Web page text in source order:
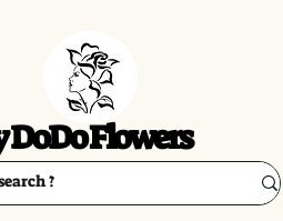
DoDo Flowers